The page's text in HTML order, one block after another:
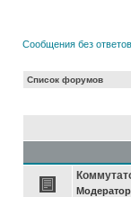
Сообщения без ответов
Список форумов